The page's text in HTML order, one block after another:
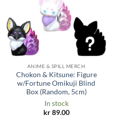
ANIME & SPILL MERCH
Chokon & Kitsune: Figure
w/Fortune Omikuji Blind
Box (Random, 5cm)
In stock
kr89.00